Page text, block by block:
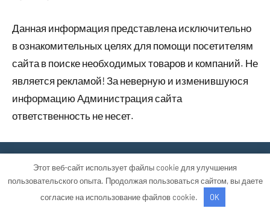
Данная информация представлена исключительно
в ознакомительных целях для помощи посетителям
сайта в поиске необходимых товаров и компаний. Не
является рекламой! За неверную и изменившуюся
информацию Администрация сайта
ответственность не несет.
Этот веб-сайт использует файлы cookie для улучшения
пользовательского опыта. Продолжая пользоваться сайтом, вы даете
согласие на использование файлов cookie.
OK